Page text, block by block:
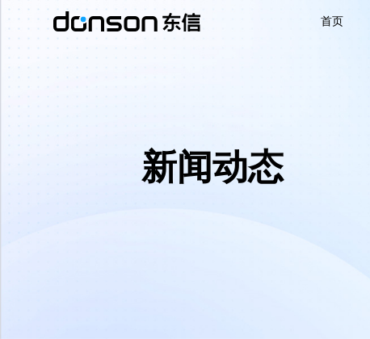
首页
首页
新闻动态